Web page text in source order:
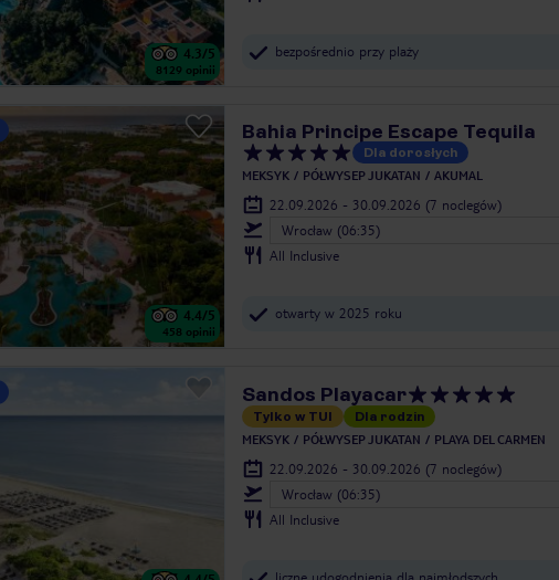
4.3/5
8129 opinii
bezpośrednio przy plaży
4.4/5
458 opinii
Bahia Principe Escape Tequila
Dla dorosłych
MEKSYK PÓŁWYSEP JUKATAN AKUMAL
22.09.2026 - 30.09.2026 (7 noclegów)
Wrocław (06:35)
All Inclusive
otwarty w 2025 roku
Sandos Playacar
Tylko w TUI Dla rodzin
MEKSYK PÓŁWYSEP JUKATAN PLAYA DEL CARMEN
22.09.2026 - 30.09.2026 (7 noclegów)
Wrocław (06:35)
All Inclusive